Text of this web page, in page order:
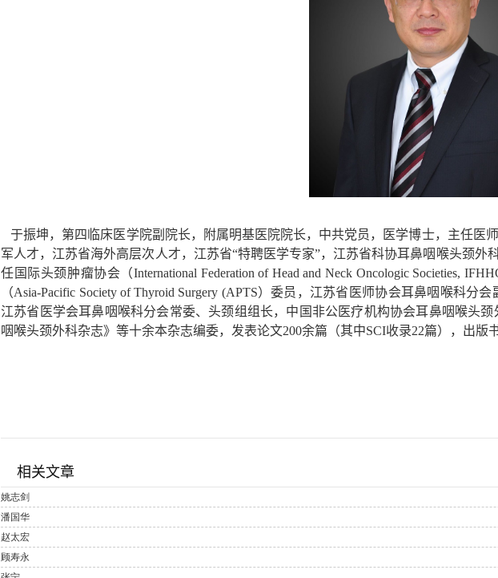
于振坤，第四临床医学院副院长，附属明基医院院长，中共党员，医学博士，主任医
军人才，江苏省海外高层次人才，江苏省“特聘医学专家”，江苏省科协耳鼻咽喉头颈外
任国际头颈肿瘤协会（International Federation of Head and Neck Oncologic Societies,
（Asia-Pacific Society of Thyroid Surgery (APTS）委员，江苏省医师协会耳鼻咽喉科
江苏省医学会耳鼻咽喉科分会常委、头颈组组长，中国非公医疗机构协会耳鼻咽喉头
咽喉头颈外科杂志》等十余本杂志编委，发表论文200余篇（其中SCI收录22篇），出版
相关文章